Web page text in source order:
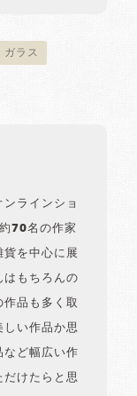
ガラス
ラインショ
70名の作家
を中心に展
はもちろんの
品も多く取
しい作品か思
など幅広い作
けたらと思